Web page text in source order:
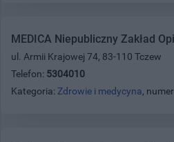
MEDICA Niepubliczny Zakład
ul. Armii Krajowej 74, 83-110 Tczew
Telefon: 5304010
Kategoria: Zdrowie i medycyna,